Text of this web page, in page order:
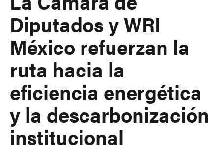
Diputados y WRI
México refuerzan la
ruta hacia la
eficiencia energética
y la descarbonización
institucional